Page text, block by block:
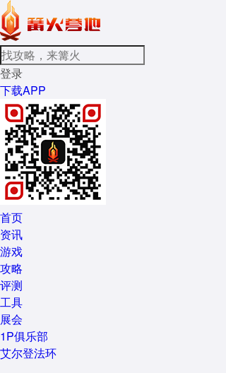
登录
下载APP
首页
资讯
游戏
攻略
评测
工具
展会
1P俱乐部
艾尔登法环